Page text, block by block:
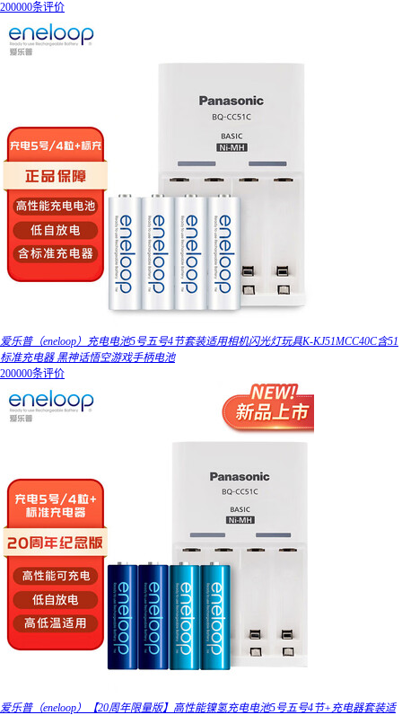
200000条评价
爱乐普（eneloop）充电电池5号五号4节套装适用相机闪光灯玩具K-KJ51MCC40C含51
标准充电器 黑神话悟空游戏手柄电池
200000条评价
爱乐普（eneloop）【20周年限量版】高性能镍氢充电电池5号五号4节+充电器套装适